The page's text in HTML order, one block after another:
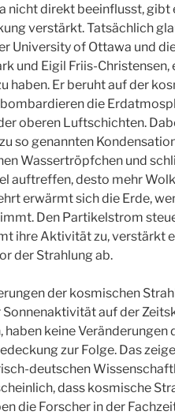
nicht direkt beeinflusst, gibt
verstärkt. Tatsächlich
University of Ottawa und
und Eigil Friis-Christensen,
haben. Er beruht auf der
die
oberen Luftschichten.
so genannten
Wassertröpfchen und
auftreffen, desto mehr
erwärmt sich die Erde,
Den Partikelstrom
ihre Aktivität zu, verstärkt
der Strahlung ab.
der kosmischen
auf der
haben keine Veränderungen
zur Folge. Das
deutschen
dass kosmische
die Forscher in der